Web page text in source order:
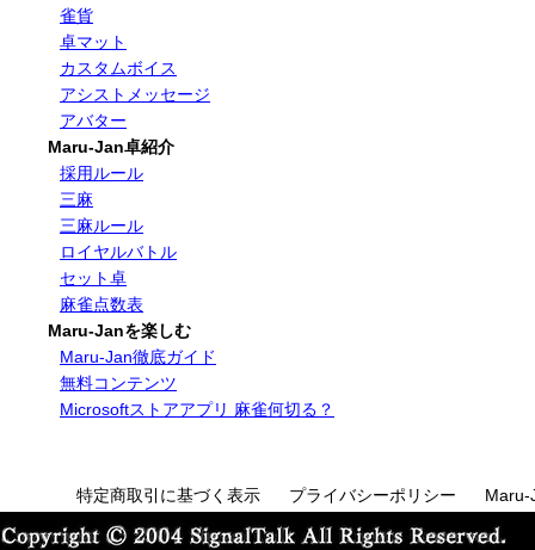
雀貨
卓マット
カスタムボイス
アシストメッセージ
アバター
Maru-Jan卓紹介
採用ルール
三麻
三麻ルール
ロイヤルバトル
セット卓
麻雀点数表
Maru-Janを楽しむ
Maru-Jan徹底ガイド
無料コンテンツ
Microsoftストアアプリ 麻雀何切る？
特定商取引に基づく表示 プライバシーポリシー Maru-